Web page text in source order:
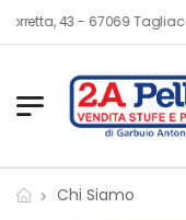
- 67069 Tagliacozzo (AQ)
Chi Siamo